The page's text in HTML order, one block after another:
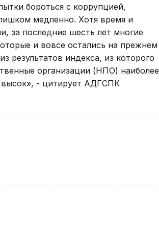
бороться с коррупцией,
медленно. Хотя время и
за последние шесть лет многие
и вовсе остались на прежнем
результатов индекса, из которого
организации (НПО) наиболее
высок», - цитирует АДГСПК